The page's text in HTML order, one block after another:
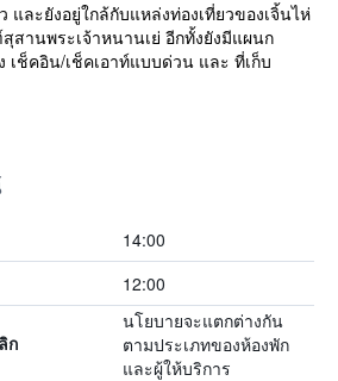
และยังอยู่ใกล้กับแหล่งท่องเที่ยวของเจิ้นไห่
านพระเจ้าหนานเย่ อีกทั้งยังมีแผนก
เช็คอิน/เช็คเอาท์แบบด่วน และ ที่เก็บ
14:00
12:00
ก
นโยบายจะแตกต่างกัน
ตามประเภทของห้องพัก
และผู้ให้บริการ